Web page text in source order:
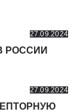
27.09.2024
РОССИИ
27.09.2024